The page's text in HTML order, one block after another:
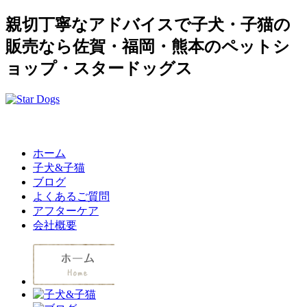
親切丁寧なアドバイスで子犬・子猫の
販売なら佐賀・福岡・熊本のペットシ
ョップ・スタードッグス
ホーム
子犬&子猫
ブログ
よくあるご質問
アフターケア
会社概要